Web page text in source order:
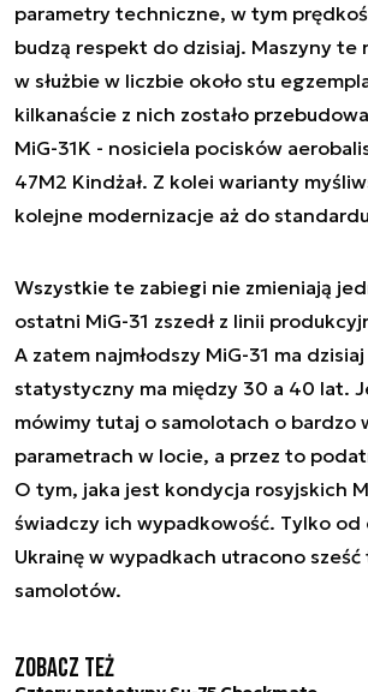
parametry techniczne, w tym
budzą respekt do dzisiaj. Maszyny te
w służbie w liczbie około stu
kilkanaście z nich zostało
MiG-31K - nosiciela pocisków
47M2 Kindżał. Z kolei warianty
kolejne modernizacje aż do
Wszystkie te zabiegi nie zmieniają
ostatni MiG-31 zszedł z linii
A zatem najmłodszy MiG-31 ma
statystyczny ma między 30 a 40 lat.
mówimy tutaj o samolotach o bardzo
parametrach w locie, a przez to
O tym, jaka jest kondycja rosyjskich
świadczy ich wypadkowość. Tylko od
Ukrainę w wypadkach utracono sześć
samolotów.
Zobacz też